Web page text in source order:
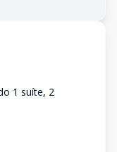
1 suíte, 2